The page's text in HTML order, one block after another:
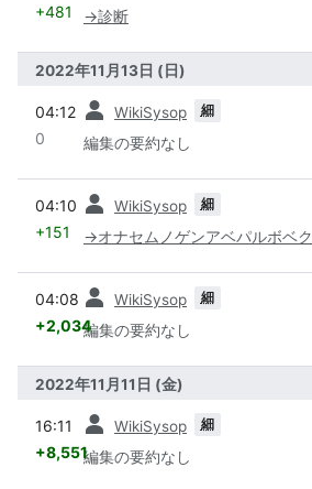
+481 →診断
2022年11月13日 (日)
04:12 WikiSysop 細
0 編集の要約なし
04:10 WikiSysop 細
+151 →オナセムノゲンアベパルボベク
04:08 WikiSysop 細
+2,034編集の要約なし
2022年11月11日 (金)
16:11 WikiSysop 細
+8,551編集の要約なし